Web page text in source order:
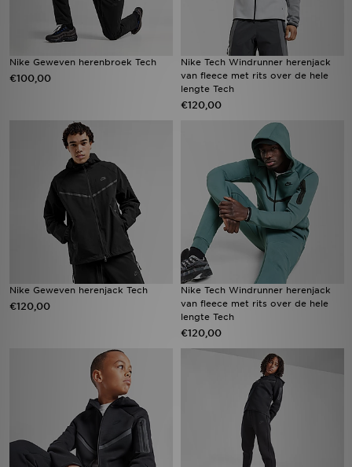
Nike Geweven herenbroek Tech
€100,00
Nike Tech Windrunner herenjack
van fleece met rits over de hele
lengte Tech
€120,00
Nike Geweven herenjack Tech
€120,00
Nike Tech Windrunner herenjack
van fleece met rits over de hele
lengte Tech
€120,00